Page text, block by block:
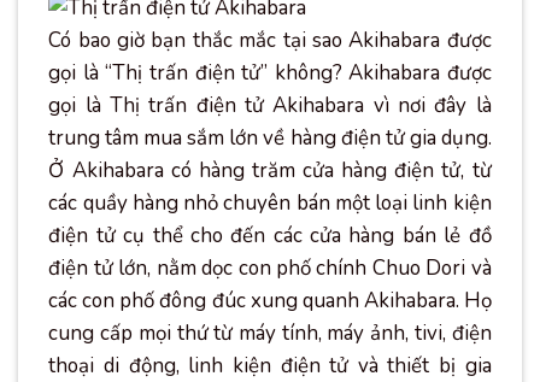
Có bao giờ bạn thắc mắc tại sao Akihabara được
gọi là “Thị trấn điện tử” không? Akihabara được
gọi là Thị trấn điện tử Akihabara vì nơi đây là
trung tâm mua sắm lớn về hàng điện tử gia dụng.
Ở Akihabara có hàng trăm cửa hàng điện tử, từ
các quầy hàng nhỏ chuyên bán một loại linh kiện
điện tử cụ thể cho đến các cửa hàng bán lẻ đồ
điện tử lớn, nằm dọc con phố chính Chuo Dori và
các con phố đông đúc xung quanh Akihabara. Họ
cung cấp mọi thứ từ máy tính, máy ảnh, tivi, điện
thoại di động, linh kiện điện tử và thiết bị gia